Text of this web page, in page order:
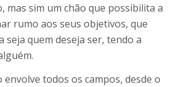
mas sim um chão que possibilita a
rumo aos seus objetivos, que
seja quem deseja ser, tendo a
envolve todos os campos, desde o